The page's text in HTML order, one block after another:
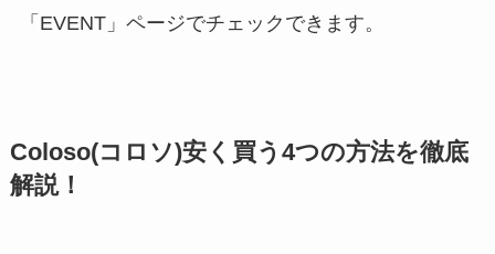
「EVENT」ページでチェックできます。
Coloso(コロソ)安く買う4つの方法を徹底
解説！